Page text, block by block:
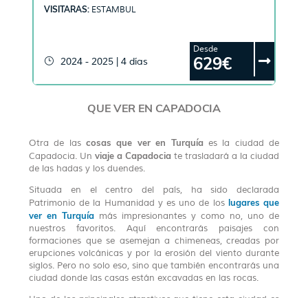
VISITARAS: ESTAMBUL
2024 - 2025 | 4 días
Desde
629€
QUE VER EN CAPADOCIA
Otra de lascosas que ver en Turquía es la ciudad de
Capadocia. Un viaje a Capadocia te trasladará a la ciudad
de las hadas y los duendes.
Situada en el centro del país, ha sido declarada
Patrimonio de la Humanidad y es uno de los lugares que
ver en Turquía más impresionantes y como no, uno de
nuestros favoritos. Aquí encontrarás paisajes con
formaciones que se asemejan a chimeneas, creadas por
erupciones volcánicas y por la erosión del viento durante
siglos. Pero no solo eso, sino que también encontrarás una
ciudad donde las casas están excavadas en las rocas.